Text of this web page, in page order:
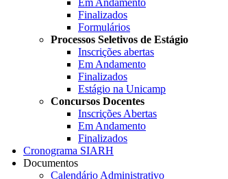
Em Andamento
Finalizados
Formulários
Processos Seletivos de Estágio
Inscrições abertas
Em Andamento
Finalizados
Estágio na Unicamp
Concursos Docentes
Inscrições Abertas
Em Andamento
Finalizados
Cronograma SIARH
Documentos
Calendário Administrativo